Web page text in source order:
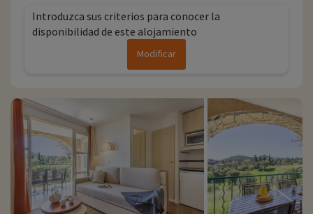
Introduzca sus criterios para conocer la
disponibilidad de este alojamiento
Modificar